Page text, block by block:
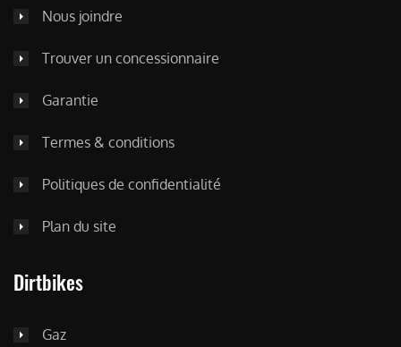
Nous joindre
Trouver un concessionnaire
Garantie
Termes & conditions
Politiques de confidentialité
Plan du site
Dirtbikes
Gaz